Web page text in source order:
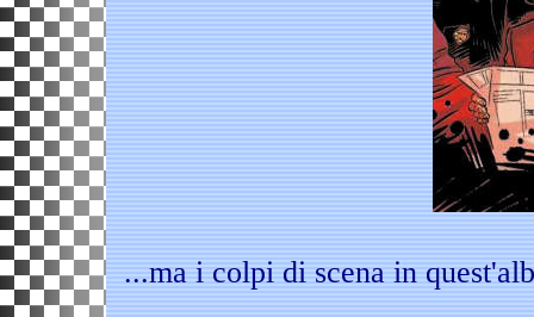
...ma i colpi di scena in